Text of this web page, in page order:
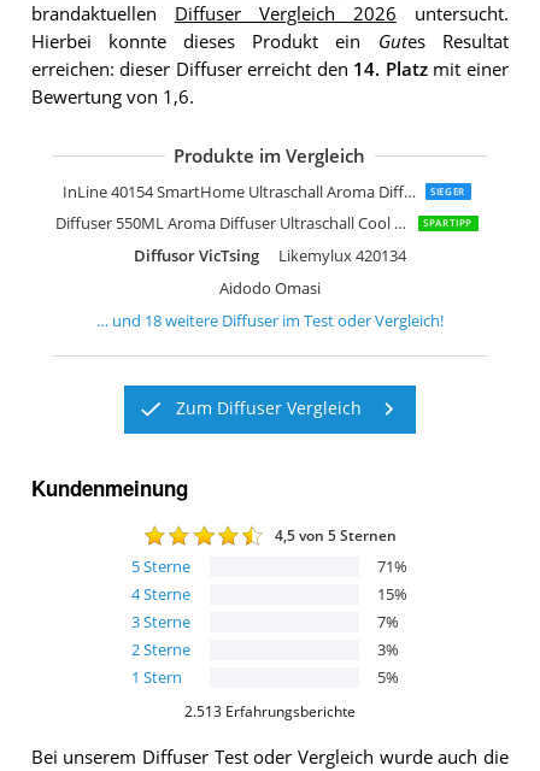
brandaktuellen Diffuser Vergleich 2026 untersucht.
Hierbei konnte dieses Produkt ein Gutes Resultat
erreichen: dieser Diffuser erreicht den 14. Platzmit einer
Bewertung von 1,6.
Produkte im Vergleich
InLine 40154 SmartHome Ultraschall Aroma Diffusor SIEGER
Diffuser 550ML Aroma Diffuser Ultraschall Cool Mist SPARTIPP
Diffusor VicTsing
Likemylux 420134
Aidodo Omasi
SAIMPU Aroma Diffuser
Earnest Living Aroma Diffuser
SALKING Aroma Diffuser
Jeebel Aroma Diffuser mit Flammen
Tomons AD2001-W
Generic 500mL Aroma Diffuser
xinrongda Aroma Diffuser Kabellos
MFunke Aroma Diffuser LED Lampe
Soehnle Ravenna
Salubrito Aroma Diffuser 300ml
… und 18weitere Diffuserim Test oder Vergleich!
Zum Diffuser Vergleich
Kundenmeinung
4,5von 5 Sternen
5Sterne 71%
4Sterne 15%
3Sterne 7%
2Sterne 3%
1 Stern 5%
2.513 Erfahrungsberichte
Bei unserem DiffuserTest oder Vergleich wurde auch die